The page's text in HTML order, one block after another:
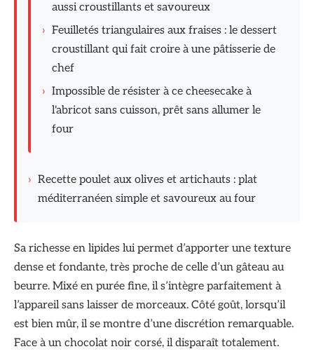
aussi croustillants et savoureux
› Feuilletés triangulaires aux fraises : le dessert
croustillant qui fait croire à une pâtisserie de
chef
› Impossible de résister à ce cheesecake à
l'abricot sans cuisson, prêt sans allumer le
four
› Recette poulet aux olives et artichauts : plat
méditerranéen simple et savoureux au four
Sa richesse en lipides lui permet d’apporter une texture
dense et fondante, très proche de celle d’un gâteau au
beurre. Mixé en purée fine, il s’intègre parfaitement à
l’appareil sans laisser de morceaux. Côté goût, lorsqu’il
est bien mûr, il se montre d’une discrétion remarquable.
Face à un chocolat noir corsé, il disparaît totalement.